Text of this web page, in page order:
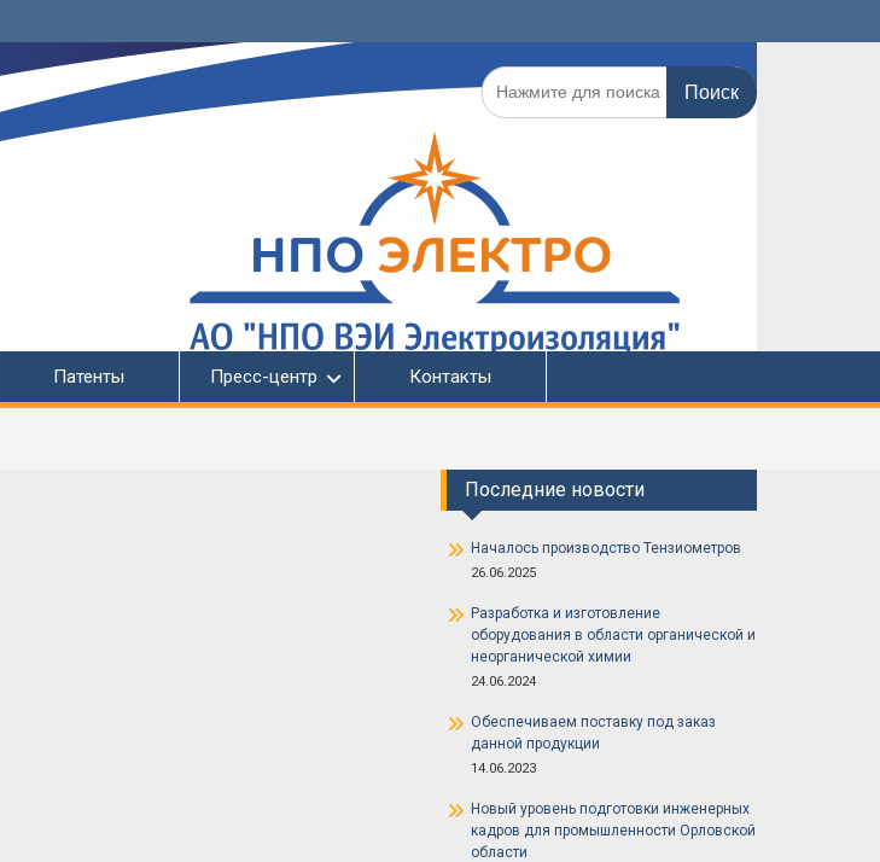
Поиск
по:
Патенты Пресс-центр Контакты
Последние новости
Началось производство Тензиометров
26.06.2025
Разработка и изготовление
оборудования в области органической и
неорганической химии
24.06.2024
Обеспечиваем поставку под заказ
данной продукции
14.06.2023
Новый уровень подготовки инженерных
кадров для промышленности Орловской
области